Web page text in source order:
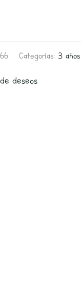
Categorías: 3
deseos